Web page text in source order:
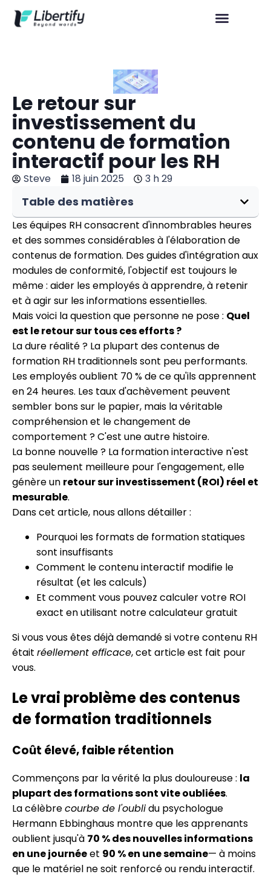
Le retour sur
investissement du
contenu de formation
interactif pour les RH
Steve 18 juin 2025 3 h 29
Table des matières
Les équipes RH consacrent d'innombrables heures
et des sommes considérables à l'élaboration de
contenus de formation. Des guides d'intégration aux
modules de conformité, l'objectif est toujours le
même : aider les employés à apprendre, à retenir
et à agir sur les informations essentielles.
Mais voici la question que personne ne pose : Quel
est le retour sur tous ces efforts ?
La dure réalité ? La plupart des contenus de
formation RH traditionnels sont peu performants.
Les employés oublient 70 % de ce qu'ils apprennent
en 24 heures. Les taux d'achèvement peuvent
sembler bons sur le papier, mais la véritable
compréhension et le changement de
comportement ? C'est une autre histoire.
La bonne nouvelle ? La formation interactive n'est
pas seulement meilleure pour l'engagement, elle
génère un retour sur investissement (ROI) réel et
mesurable.
Dans cet article, nous allons détailler :
Pourquoi les formats de formation statiques
sont insuffisants
Comment le contenu interactif modifie le
résultat (et les calculs)
Et comment vous pouvez calculer votre ROI
exact en utilisant notre calculateur gratuit
Si vous vous êtes déjà demandé si votre contenu RH
était réellement efficace, cet article est fait pour
vous.
Le vrai problème des contenus
de formation traditionnels
Coût élevé, faible rétention
Commençons par la vérité la plus douloureuse : la
plupart des formations sont vite oubliées.
La célèbrecourbe de l'oublidu psychologue
Hermann Ebbinghaus montre que les apprenants
oublient jusqu'à 70 % des nouvelles informations
en une journéeet 90 % en une semaine— à moins
que le matériel ne soit renforcé ou rendu interactif.